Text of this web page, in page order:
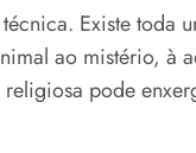
Existe toda
ao mistério, à
pode